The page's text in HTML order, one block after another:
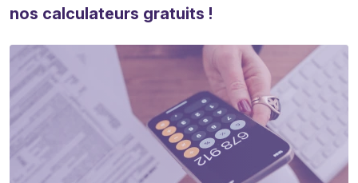
nos calculateurs gratuits !